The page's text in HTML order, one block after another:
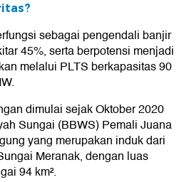
sebagai pengendali banjir
45%, serta berpotensi menjadi
melalui PLTS berkapasitas 90
dimulai sejak Oktober 2020
Sungai (BBWS) Pemali Juana
yang merupakan induk dari
Meranak, dengan luas
94 km².